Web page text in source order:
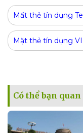
Mất thẻ tín dụng
Mặt thẻ tín dụng
Có thể bạn